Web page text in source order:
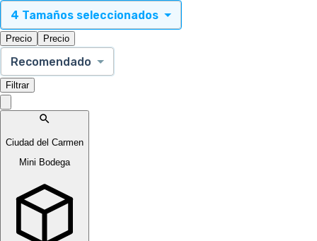
4 Tamaños seleccionados
Precio Precio
Recomendado
Filtrar
Ciudad del Carmen
Mini Bodega